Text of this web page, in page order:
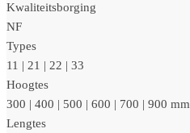
Kwaliteitsborging
NF
Types
11 | 21 | 22 | 33
Hoogtes
300 | 400 | 500 | 600 | 700 | 900 mm
Lengtes